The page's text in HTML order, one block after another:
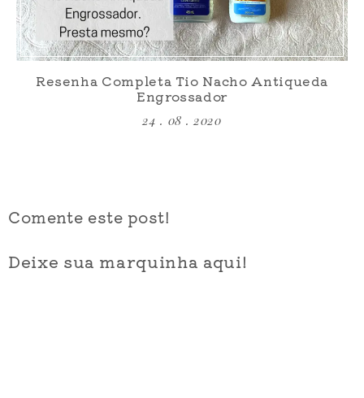
Resenha Completa Tio Nacho Antiqueda
Engrossador
24 . 08 . 2020
Comente este post!
Deixe sua marquinha aqui!